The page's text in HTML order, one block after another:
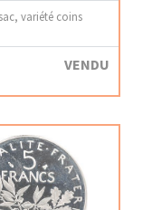
variété coins
VENDU